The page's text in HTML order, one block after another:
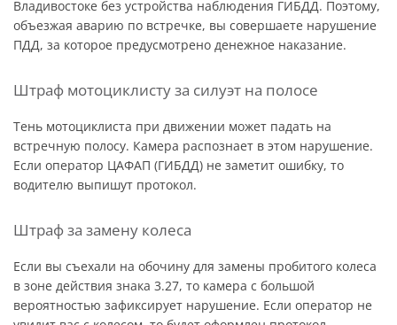
Владивостоке без устройства наблюдения ГИБДД. Поэтому,
объезжая аварию по встречке, вы совершаете нарушение
ПДД, за которое предусмотрено денежное наказание.
Штраф мотоциклисту за силуэт на полосе
Тень мотоциклиста при движении может падать на
встречную полосу. Камера распознает в этом нарушение.
Если оператор ЦАФАП (ГИБДД) не заметит ошибку, то
водителю выпишут протокол.
Штраф за замену колеса
Если вы съехали на обочину для замены пробитого колеса
в зоне действия знака 3.27, то камера с большой
вероятностью зафиксирует нарушение. Если оператор не